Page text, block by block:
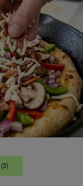
(3)